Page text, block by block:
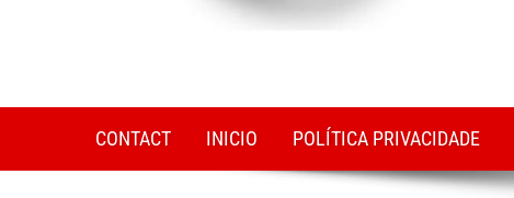
CONTACT INICIO POLÍTICA PRIVACIDADE